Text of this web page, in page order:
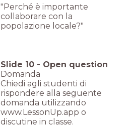
"Perché è importante
collaborare con la
popolazione locale?"
Slide 10 - Open question
Domanda
Chiedi agli studenti di
rispondere alla seguente
domanda utilizzando
www.LessonUp.app o
discutine in classe.